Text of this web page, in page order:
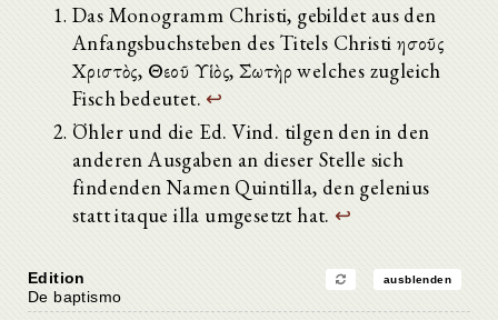
Das Monogramm Christi, gebildet aus den
Anfangsbuchsteben des Titels Christi Ἰησοῦς
Χριστὸς, Θεοῦ Υἱὸς, Σωτὴρ welches zugleich
Fisch bedeutet. ↩
Öhler und die Ed. Vind. tilgen den in den
anderen Ausgaben an dieser Stelle sich
findenden Namen Quintilla, den gelenius
statt itaque illa umgesetzt hat. ↩
Edition ausblenden
De baptismo